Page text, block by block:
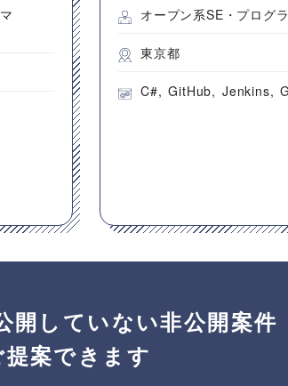
オープン系SE・プログ
東京都
C# GitHub Jenkins
開していない非公開案件
提案できます